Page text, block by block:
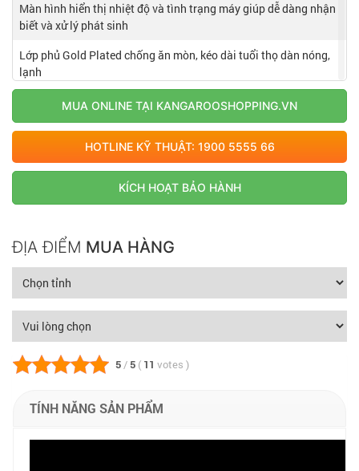
Màn hình hiển thị nhiệt độ và tình trạng máy giúp dễ dàng nhận
biết và xử lý phát sinh
Lớp phủ Gold Plated chống ăn mòn, kéo dài tuổi thọ dàn nóng,
lạnh
Hệ thống giám sát rò rỉ gas lạnh tự động ngắt khi phát hiện sự
Cửa xả nước lắp đặt linh hoạt trái/hoặc phải dễ dàng thi công
mọi không gian
Thiết kế cục nóng nhỏ gọn giúp tăng hiệu suất vận hành, tiết
Lắp đặt linh hoạt, cho phép cấp nguồn điện từ dàn nóng hoặc
dàn lạnh
Sản xuất tại Thái Lan, bảo hành 12 năm máy nén
MUA ONLINE TẠI KANGAROOSHOPPING.VN
HOTLINE KỸ THUẬT: 1900 5555 66
KÍCH HOẠT BẢO HÀNH
ĐỊA ĐIỂM MUA HÀNG
5 / 5 ( 11 votes )
TÍNH NĂNG SẢN PHẨM